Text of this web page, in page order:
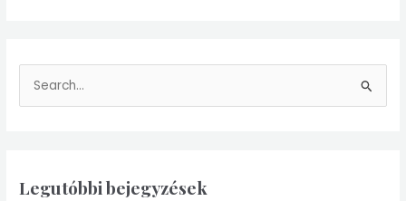
e
c
Legutóbbi bejegyzések